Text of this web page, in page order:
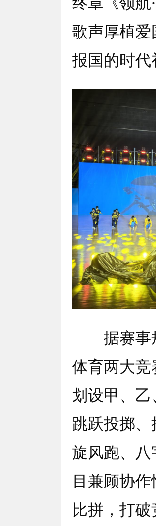
歌声厚植
报国的时代
据赛事规
体育两大
划设甲、乙
跳跃投掷、
旋风跑、
目兼顾协
比拼，打